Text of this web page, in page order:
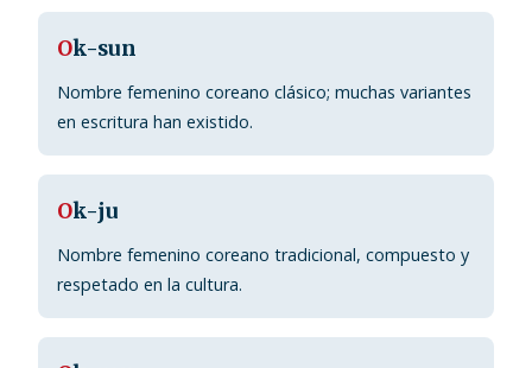
Ok-sun
Nombre femenino coreano clásico; muchas variantes
en escritura han existido.
Ok-ju
Nombre femenino coreano tradicional, compuesto y
respetado en la cultura.